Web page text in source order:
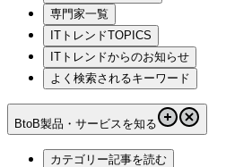
専門家一覧
ITトレンドTOPICS
ITトレンドからのお知らせ
よく検索されるキーワード
BtoB製品・サービスを知る
カテゴリー記事を読む